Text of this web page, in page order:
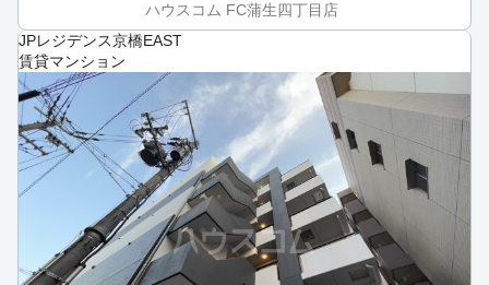
ハウスコム FC蒲生四丁目店
JPレジデンス京橋EAST
賃貸マンション